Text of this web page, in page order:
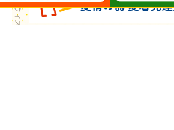
Copyright © ウィズ・ユー All Rights Reserved.